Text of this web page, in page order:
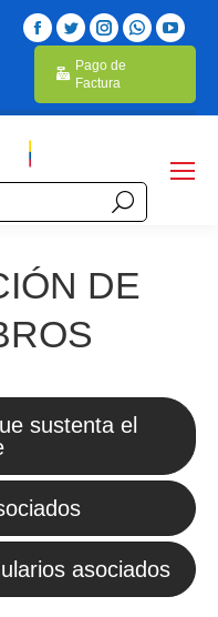
Pago de
Factura
DE
sustenta el
asociados